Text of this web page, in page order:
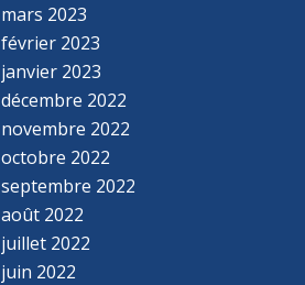
mars 2023
février 2023
janvier 2023
décembre 2022
novembre 2022
octobre 2022
septembre 2022
août 2022
juillet 2022
juin 2022